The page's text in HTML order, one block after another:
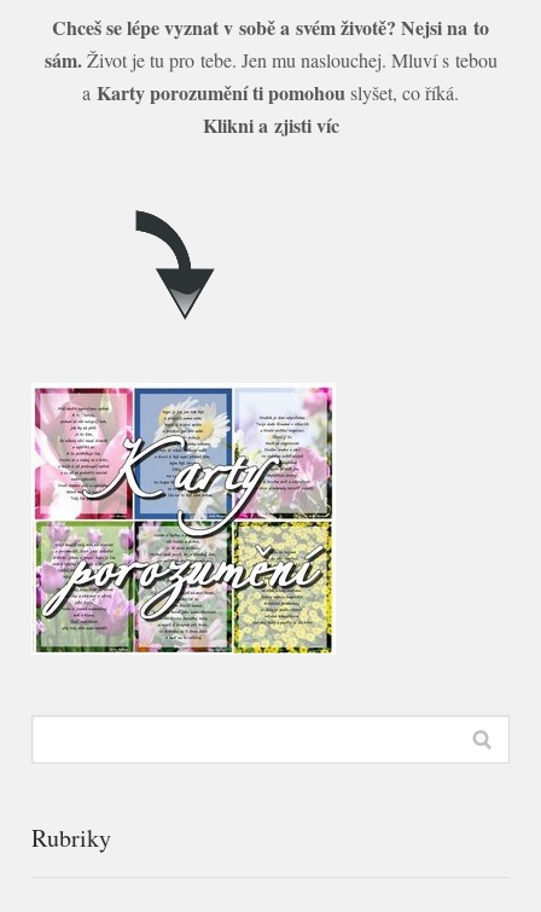
Chceš se lépe vyznat v sobě a svém životě? Nejsi na to
sám.Život je tu pro tebe. Jen mu naslouchej. Mluví s tebou
a Karty porozumění ti pomohouslyšet, co říká.
Klikni a zjisti víc
Rubriky